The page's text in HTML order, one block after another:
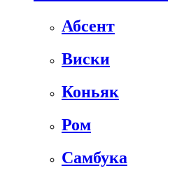
Абсент
Виски
Коньяк
Ром
Самбука